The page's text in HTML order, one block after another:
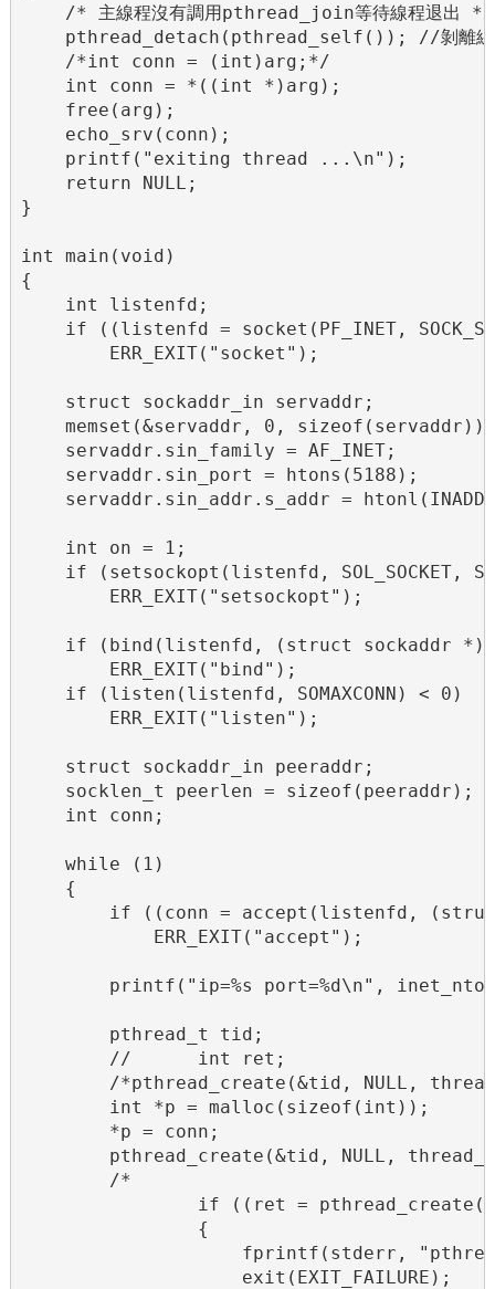
    /* 主線程沒有調用pthread_join等待線程退出 */
pthread_detach(pthread_self()); //剝離線
    /*int conn = (int)arg;*/
    int conn = *((int *)arg);
    free(arg);
    echo_srv(conn);
    printf("exiting thread ...\n");
    return NULL;
}
int main(void)
{
    int listenfd;
if ((listenfd = socket(PF_INET,
        ERR_EXIT("socket");
    struct sockaddr_in servaddr;
memset(&servaddr, 0,
    servaddr.sin_family = AF_INET;
    servaddr.sin_port = htons(5188);
servaddr.sin_addr.s_addr =
    int on = 1;
if (setsockopt(listenfd, SOL_SOCKET,
        ERR_EXIT("setsockopt");
if (bind(listenfd, (struct sockaddr
        ERR_EXIT("bind");
    if (listen(listenfd, SOMAXCONN) < 0)
        ERR_EXIT("listen");
    struct sockaddr_in peeraddr;
    socklen_t peerlen = sizeof(peeraddr);
    int conn;
    while (1)
    {
if ((conn = accept(listenfd,
            ERR_EXIT("accept");
printf("ip=%s port=%d\n",
        pthread_t tid;
        //      int ret;
/*pthread_create(&tid, NULL,
        int *p = malloc(sizeof(int));
        *p = conn;
pthread_create(&tid, NULL,
        /*
if ((ret =
                {
fprintf(stderr,
                    exit(EXIT_FAILURE);